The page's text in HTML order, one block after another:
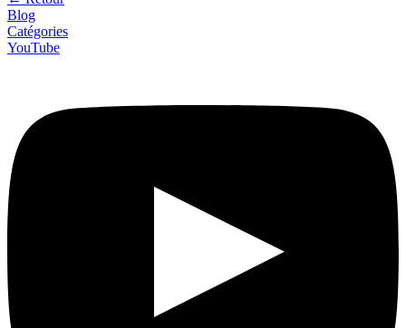
Blog
Catégories
YouTube